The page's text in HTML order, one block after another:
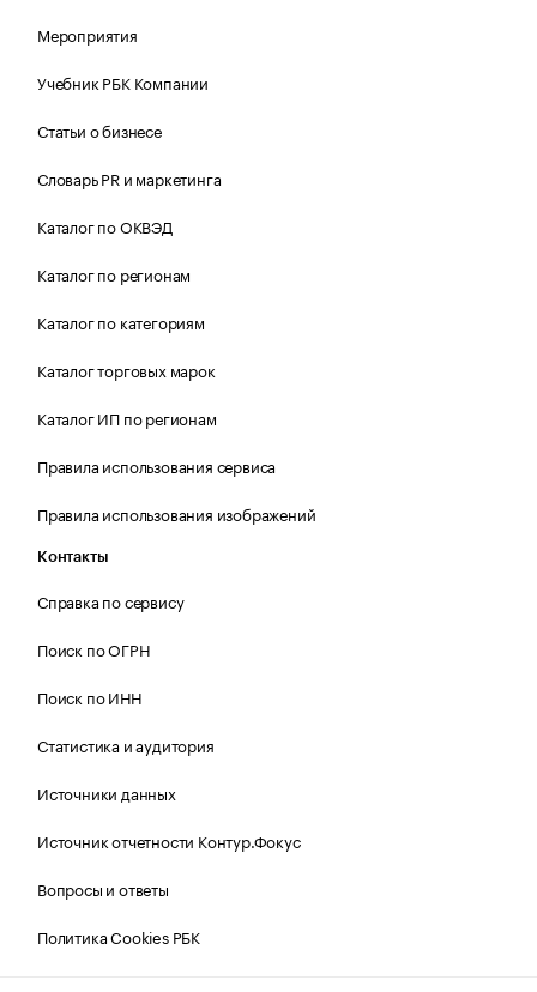
Мероприятия
Учебник РБК Компании
Статьи о бизнесе
Словарь PR и маркетинга
Каталог по ОКВЭД
Каталог по регионам
Каталог по категориям
Каталог торговых марок
Каталог ИП по регионам
Правила использования сервиса
Правила использования изображений
Контакты
Справка по сервису
Поиск по ОГРН
Поиск по ИНН
Статистика и аудитория
Источники данных
Источник отчетности Контур.Фокус
Вопросы и ответы
Политика Cookies РБК